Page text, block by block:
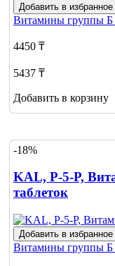
Добавить в избранное
Витамины группы Б
4450 ₸
5437 ₸
Добавить в корзину
-18%
KAL, P-5-P,
таблеток
Добавить в избранное
Витамины группы Б